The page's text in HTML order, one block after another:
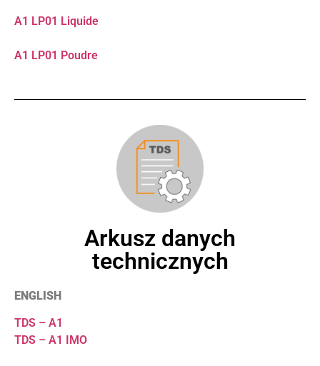
A1 LP01 Liquide
A1 LP01 Poudre
Arkusz danych
technicznych
ENGLISH
TDS – A1
TDS – A1 IMO